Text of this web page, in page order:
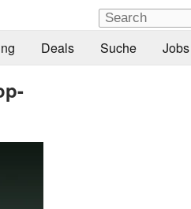
Deals Suche Jobs